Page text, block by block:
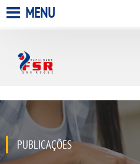
A FACULDADE
QUEM SOMOS
MENU
PUBLICAÇÕES